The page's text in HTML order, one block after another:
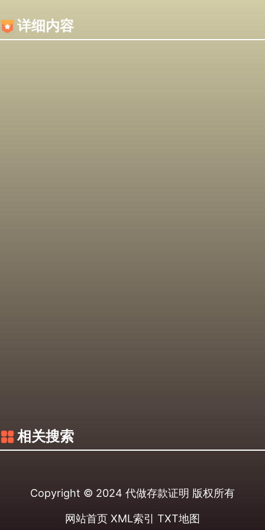
详细内容
相关搜索
Copyright © 2024 代做存款证明 版权所有
网站首页 XML索引 TXT地图